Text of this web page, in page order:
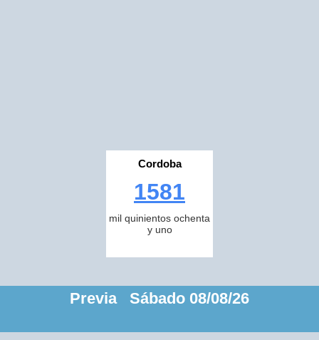
Cordoba
1581
mil quinientos ochenta
y uno
Previa Sábado 08/08/26